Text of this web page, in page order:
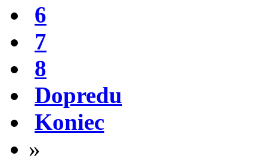
6
7
8
Dopredu
Koniec
»